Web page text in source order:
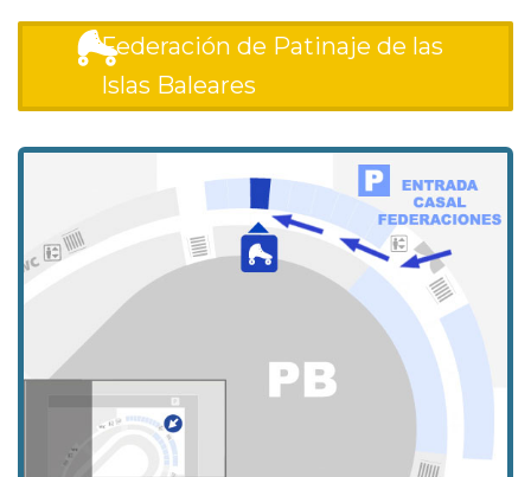
Federación de Patinaje de las
Islas Baleares